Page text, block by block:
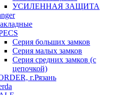
УСИЛЕННАЯ ЗАЩИТА
Серия больших замков
Серия малых замков
Серия средних замков (с
цепочкой)
г.Рязань